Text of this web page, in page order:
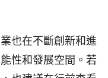
也在不斷創新和進
性和發展空間。若